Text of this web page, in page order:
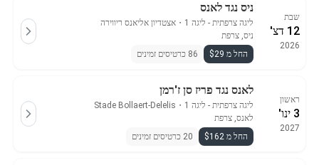
שבת
12 דצ'
2026
ניס נגד לאנס
ליגה צרפתית - ליגה 1 ・ אצטדיון אליאנס ריווירה
ניס, צרפת
החל מ $29
86 כרטיסים זמינים
ראשון
3 ינו'
2027
לאנס נגד פריז סן ז'רמן
ליגה צרפתית - ליגה 1 ・
Stade Bollaert-Delelis
לאנס, צרפת
החל מ $162
20 כרטיסים זמינים